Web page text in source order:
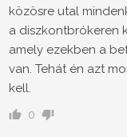
közösre utal
a diszkontbrókeren
amely ezekben a
van. Tehát én azt
kell.
0